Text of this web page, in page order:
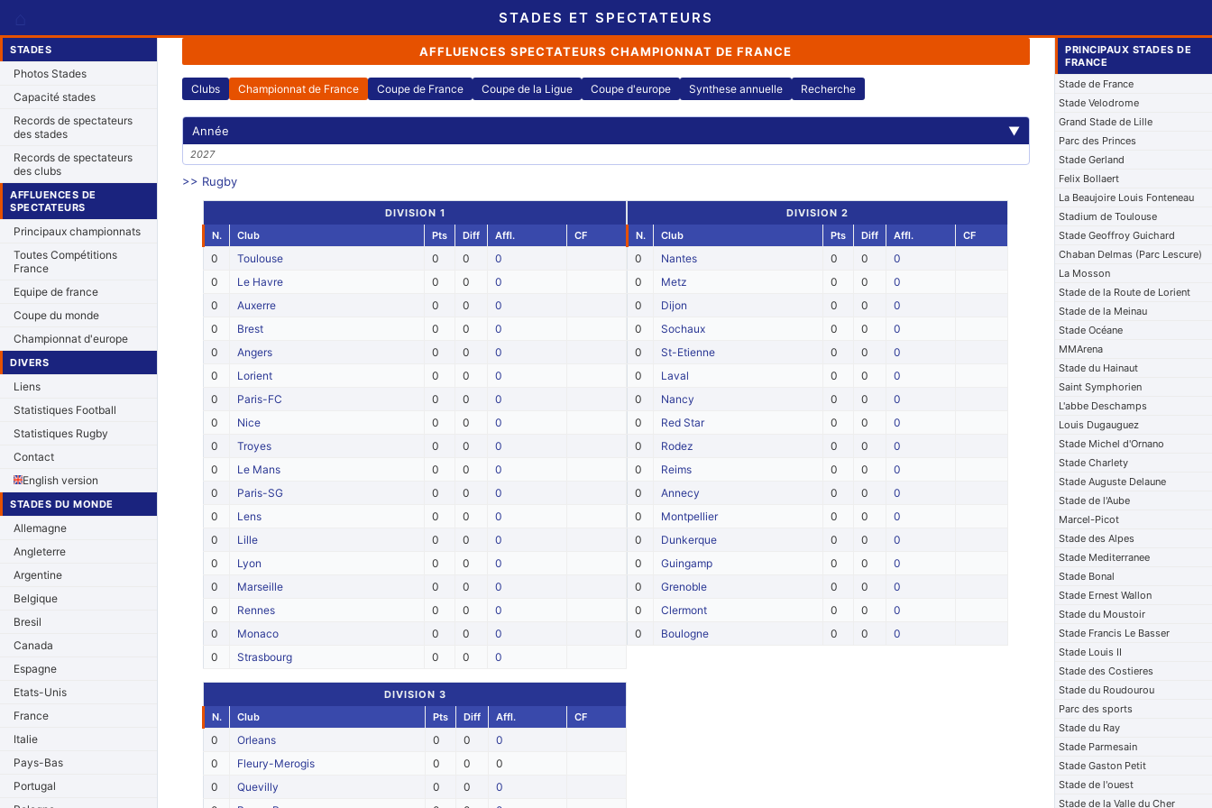
STADES ET SPECTATEURS
STADES
Photos Stades
Capacité stades
Records de spectateurs
des stades
Records de spectateurs
des clubs
AFFLUENCES DE
SPECTATEURS
Principaux championnats
Toutes Compétitions
France
Equipe de france
Coupe du monde
Championnat d'europe
DIVERS
Liens
Statistiques Football
Statistiques Rugby
Contact
English version
STADES DU MONDE
Allemagne
Angleterre
Argentine
Belgique
Bresil
Canada
Espagne
Etats-Unis
France
Italie
Pays-Bas
Portugal
AFFLUENCES SPECTATEURS CHAMPIONNAT DE FRANCE
Clubs Championnat de France Coupe de France Coupe de la Ligue Coupe d'europe Synthese annuelle Recherche
Année ▼
2027
>> Rugby
DIVISION 1
N.
Club Pts Diff Affl. CF
0 Toulouse 0 0
0
0
Le Havre 0 0
0
0
Auxerre 0 0
0
0
Brest 0 0
0
0
Angers 0 0
0
0
Lorient 0 0
0
0
Paris-FC 0 0
0
0
Nice 0 0
0
0
Troyes 0 0
0
0
Le Mans 0 0
0
0
Paris-SG 0 0
0
0
Lens 0 0
0
0
Lille 0 0
0
0
Lyon 0 0
0
0
Marseille 0 0
0
0
Rennes 0 0
0
0
Monaco 0 0
0
0
Strasbourg 0 0 0
DIVISION 2
N.
Club Pts Diff Affl. CF
0 Nantes 0 0
0
0
Metz 0 0
0
0
Dijon 0 0
0
0
Sochaux 0 0
0
0
St-Etienne 0 0
0
0
Laval 0 0
0
0
Nancy 0 0
0
0
Red Star 0 0
0
0
Rodez 0 0
0
0
Reims 0 0
0
0
Annecy 0 0
0
0
Montpellier 0 0
0
0
Dunkerque 0 0
0
0
Guingamp 0 0
0
0
Grenoble 0 0
0
0
Clermont 0 0
0
0
Boulogne 0 0 0
DIVISION 3
N.
Club Pts Diff Affl. CF
0 Orleans 0 0
0
0
Fleury-Merogis 0 0
0
0
Quevilly 0 0
0
PRINCIPAUX STADES DE
FRANCE
Stade de France
Stade Velodrome
Grand Stade de Lille
Parc des Princes
Stade Gerland
Felix Bollaert
La Beaujoire Louis Fonteneau
Stadium de Toulouse
Stade Geoffroy Guichard
Chaban Delmas (Parc Lescure)
La Mosson
Stade de la Route de Lorient
Stade de la Meinau
Stade Océane
MMArena
Stade du Hainaut
Saint Symphorien
L'abbe Deschamps
Louis Dugauguez
Stade Michel d'Ornano
Stade Charlety
Stade Auguste Delaune
Stade de l'Aube
Marcel-Picot
Stade des Alpes
Stade Mediterranee
Stade Bonal
Stade Ernest Wallon
Stade du Moustoir
Stade Francis Le Basser
Stade Louis II
Stade des Costieres
Stade du Roudourou
Parc des sports
Stade du Ray
Stade Parmesain
Stade Gaston Petit
Stade de l'ouest
Stade de la Valle du Cher